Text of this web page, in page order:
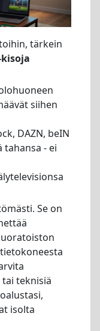
tärkein
siihen
DAZN, beIN
tahansa - ei
Se on
teknisiä
isolta